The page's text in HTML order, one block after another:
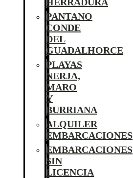
PANTANO
CONDE
DEL
GUADALHORCE
PLAYAS
NERJA,
MARO
Y
BURRIANA
ALQUILER
EMBARCACIONES
EMBARCACIONES
SIN
LICENCIA